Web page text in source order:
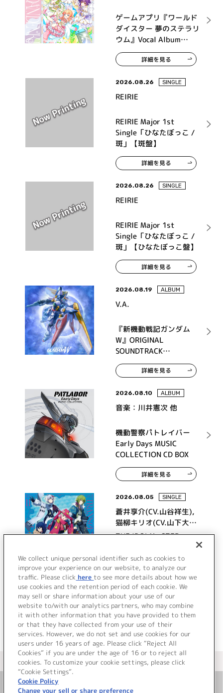
ゲームアプリ『ワールド
ダイスター 夢のステラリ
ウム』Vocal Album
Vol.11「デアエ・エク
ス・マキナ！ Act-3」
詳細を見る
2026.08.26 SINGLE
REIRIE
REIRIE Major 1st
Single「ひなたぼっこ /
斑」【斑盤】
詳細を見る
2026.08.26 SINGLE
REIRIE
REIRIE Major 1st
Single「ひなたぼっこ /
斑」【ひなたぼっこ盤】
詳細を見る
2026.08.19 ALBUM
V.A.
『新機動戦記ガンダム
W』ORIGINAL
SOUNDTRACK
COLLECTION【初回限
定】
詳細を見る
2026.08.10 ALBUM
音楽：川井憲次 他
機動警察パトレイバー
Early Days MUSIC
COLLECTION CD BOX
詳細を見る
2026.08.05 SINGLE
蒼井享介(CV.山谷祥生),
猫柳キリオ(CV.山下大
輝),秋山隼人(CV.千葉翔
惇太)
THE IDOLM@STER
T@LES 11
詳細を見る
＜ カタログサイト トップページへ
We collect unique personal identifier such as cookies to
improve your experience on our website, to analyze our
traffic. Please click here to see more details about how we
use cookies and the retention period of each cookie. We
may sell or share information about your use of our
website to/with our analytics partners, who may combine
it with other information that you have provided to them
or that they have collected from your use of their
services. However, we do not set and use cookies for our
users under 16 years of age. Please click “Reject All
Cookies” if you are under the age of 16 or to reject all
cookies. To customize your cookie settings, please click
“Cookie Settings”.
Cookie Policy
Change your sell or share preference